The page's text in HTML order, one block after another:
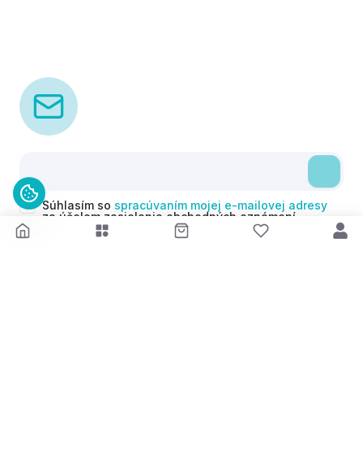
Súhlasím so spracúvaním mojej e-mailovej adresy
za účelom zasielania obchodných oznámení
(newsletterov) v súlade s čl. 6 ods. 1 písm. a)
Nariadenia GDPR. Svoj súhlas môžem kedykoľvek